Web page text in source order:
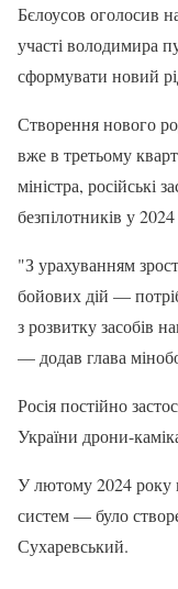
Бєлоусов оголосив
участі володимира
сформувати новий
Створення нового
вже в третьому
міністра,
безпілотників у 2024
"З урахуванням
бойових дій —
з розвитку засобів
— додав глава
Росія постійно
України дрони-
У лютому 2024 року
систем — було
Сухаревський.